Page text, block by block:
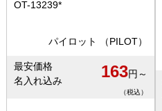
OT-13239*
パイロット （PILOT）
最安価格
名入れ込み
163円～
（税込）